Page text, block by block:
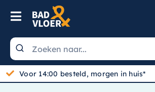
Skip to content
Toggle Navigation
Wastafels
Toiletten
Gratis bezorgd vanaf 100,-